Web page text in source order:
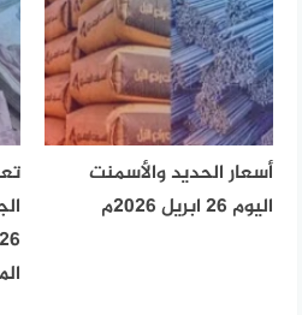
أسعار الحديد والأسمنت
اليوم 26 ابريل 2026م